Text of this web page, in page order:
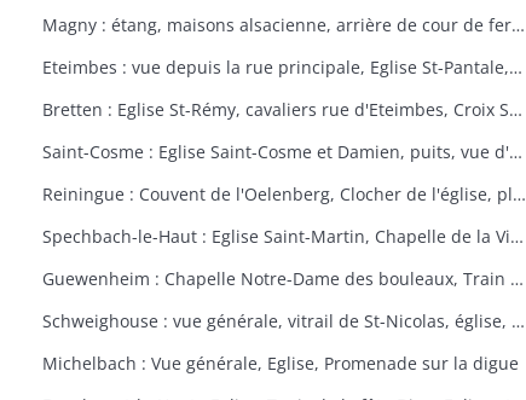
Magny : étang, maisons alsacienne, arrière de cour de ferme
Eteimbes : vue depuis la rue principale, Eglise St-Pantale, maison alsacienne
Bretten : Eglise St-Rémy, cavaliers rue d'Eteimbes, Croix St-Eloi
Saint-Cosme : Eglise Saint-Cosme et Damien, puits, vue d'ensemble, ancien presbytère, mairie
Reiningue : Couvent de l'Oelenberg, Clocher de l'église, plan d'eau, cour de ferme
Spechbach-le-Haut : Eglise Saint-Martin, Chapelle de la Vierge, Christ du dimanche des rameaux sur l'âne, Vierge de la Pitié
Guewenheim : Chapelle Notre-Dame des bouleaux, Train de la Doller, lavoir, pierre borne, mur cimetière, Calvaire 1857 avec décorations florales
Schweighouse : vue générale, vitrail de St-Nicolas, église, la Doller
Michelbach : Vue générale, Eglise, Promenade sur la digue